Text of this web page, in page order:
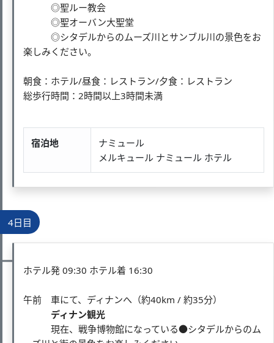
◎聖ルー教会
◎聖オーバン大聖堂
◎シタデルからのムーズ川とサンブル川の景色をお
楽しみください。
朝食：ホテル/昼食：レストラン/夕食：レストラン
総歩行時間：2時間以上3時間未満
宿泊地
ナミュール
メルキュール ナミュール ホテル
4日目
ホテル発 09:30 ホテル着 16:30
午前 車にて、ディナンへ（約40km / 約35分）
ディナン観光
現在、戦争博物館になっている●シタデルからのム